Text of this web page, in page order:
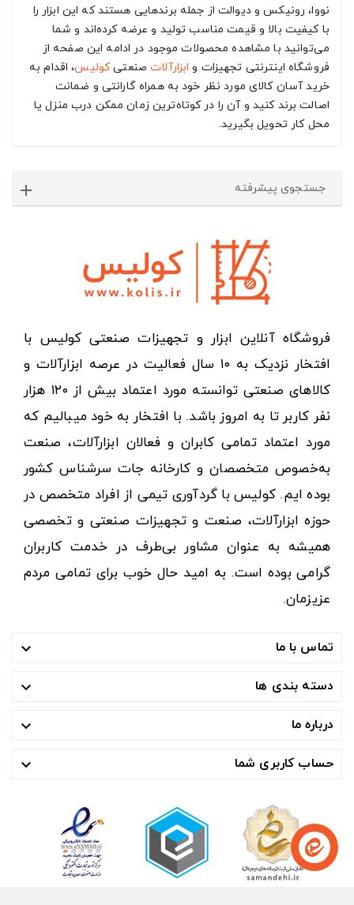
نووا، رونیکس و دیوالت از جمله برندهایی هستند که این ابزار را
با کیفیت بالا و قیمت مناسب تولید و عرضه کرده‌اند و شما
می‌توانید با مشاهده محصولات موجود در ادامه این صفحه از
فروشگاه اینترنتی تجهیزات و ابزارآلاتصنعتیکولیس، اقدام به
خرید آسان کالای مورد نظر خود به همراه گارانتی و ضمانت
اصالت برند کنید و آن را در کوتاه‌ترین زمان ممکن درب منزل یا
محل کار تحویل بگیرید.
جستجوی پیشرفته
فروشگاه آنلاین ابزار و تجهیزات صنعتی کولیس با
افتخار نزدیک به ۱۰ سال فعالیت در عرصه ابزارآلات و
کالاهای صنعتی توانسته مورد اعتماد بیش از ۱۲۰ هزار
نفر کاربر تا به امروز باشد. با افتخار به خود میبالیم که
مورد اعتماد تمامی کابران و فعالان ابزارآلات، صنعت
به‌خصوص متخصصان و کارخانه جات سرشناس کشور
بوده ایم. کولیس با گردآوری تیمی از افراد متخصص در
حوزه ابزارآلات، صنعت و تجهیزات صنعتی و تخصصی
همیشه به عنوان مشاور بی‌طرف در خدمت کاربران
گرامی بوده است. به امید حال خوب برای تمامی مردم
عزیزمان.
تماس با ما 
دسته بندی ها 
درباره ما 
حساب کاربری شما 